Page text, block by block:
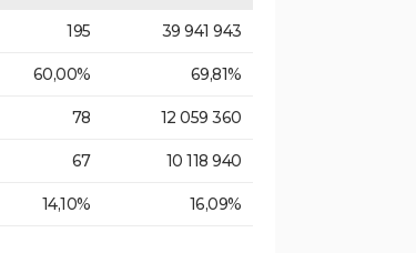
195 39 941 943
60,00% 69,81%
78 12 059 360
67 10 118 940
14,10% 16,09%